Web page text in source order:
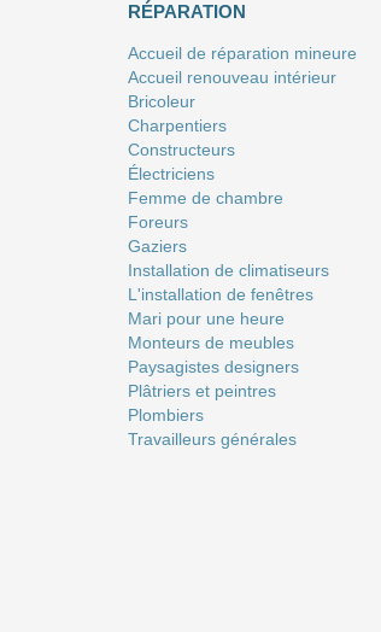
RÉPARATION
Accueil de réparation mineure
Accueil renouveau intérieur
Bricoleur
Charpentiers
Constructeurs
Électriciens
Femme de chambre
Foreurs
Gaziers
Installation de climatiseurs
L'installation de fenêtres
Mari pour une heure
Monteurs de meubles
Paysagistes designers
Plâtriers et peintres
Plombiers
Travailleurs générales